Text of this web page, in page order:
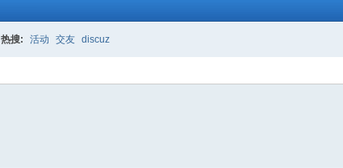
热搜: 活动 交友 discuz